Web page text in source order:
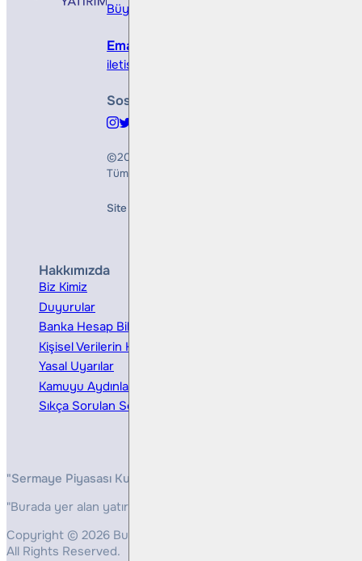
Büyükdere Cad. No 173, 1. Levent Plaza, B
Email
iletisim@bullsyatirim.com
Sosyal Medya
©2026
Tüm Hakları Saklıdır
Site Creation & Technology by
Hakkımızda
Biz Kimiz
Duyurular
Banka Hesap Bilgileri
Kişisel Verilerin Korunması
Yasal Uyarılar
Kamuyu Aydınlatma
Sıkça Sorulan Sorular
"Sermaye Piyasası Kurulunun, Yatırım Hizmetleri ve
"Burada yer alan yatırım bilgi, yorum ve tavsiyeleri yatırım
Copyright © 2026 Bulls Yatırım Menkul Değerler
All Rights Reserved.